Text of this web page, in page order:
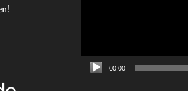
00:00